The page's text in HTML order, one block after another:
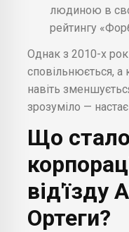
людиною в
рейтингу
Однак з 2010-х
сповільнюється, а
навіть
зрозуміло —
Що
від'їзду
Ортеги?